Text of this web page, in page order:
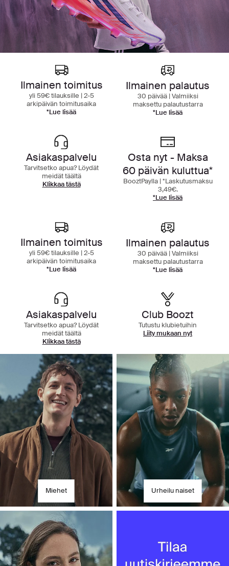
Ilmainen toimitus
yli 59€ tilauksille | 2-5
arkipäivän toimitusaika
*Lue lisää
Ilmainen palautus
30 päivää | Valmiiksi
maksettu palautustarra
*Lue lisää
Asiakaspalvelu
Tarvitsetko apua? Löydät
meidät täältä
Klikkaa tästä
Osta nyt - Maksa
60 päivän kuluttua*
BooztPaylla | *Laskutusmaksu
3,49€.
*Lue lisää
Ilmainen toimitus
yli 59€ tilauksille | 2-5
arkipäivän toimitusaika
*Lue lisää
Ilmainen palautus
30 päivää | Valmiiksi
maksettu palautustarra
*Lue lisää
Asiakaspalvelu
Tarvitsetko apua? Löydät
meidät täältä
Klikkaa tästä
Club Boozt
Tutustu klubietuihin
Liity mukaan nyt
Tutustu kategorioihimme
Miehet Urheilu naiset